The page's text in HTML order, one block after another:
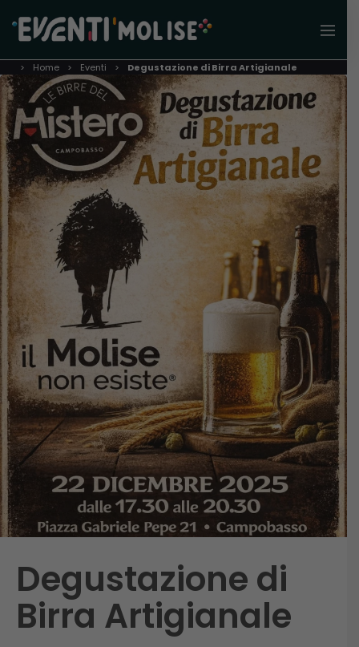
Home Eventi Degustazione di Birra Artigianale
Degustazione di
Birra Artigianale